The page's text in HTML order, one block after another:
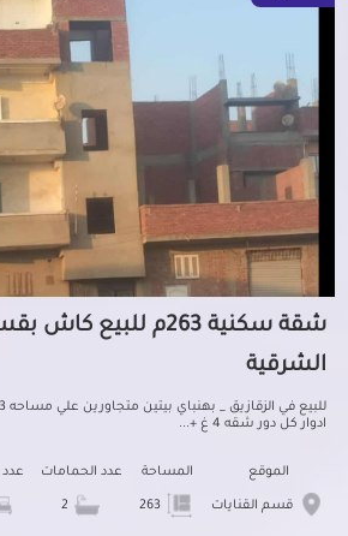
شقة سكنية 263م للبيع
الشرقية
ادوار كل دور شقه 4 غ +...
الموقع
قسم القنايات
المساحة عدد الحمامات عدد